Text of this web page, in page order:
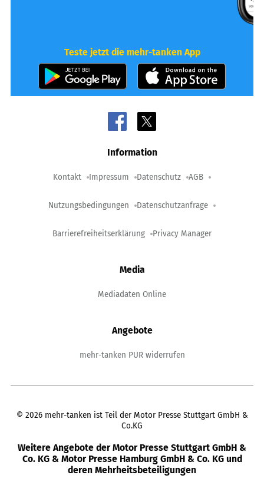
Teste jetzt die mehr-tanken App
Information
Kontakt Impressum Datenschutz AGB
Nutzungsbedingungen Datenschutzanfrage
Barrierefreiheitserklärung Privacy Manager
Media
Mediadaten Online
Angebote
mehr-tanken PUR widerrufen
© 2026 mehr-tanken ist Teil der Motor Presse Stuttgart GmbH &
Co.KG
Weitere Angebote der Motor Presse Stuttgart GmbH &
Co. KG & Motor Presse Hamburg GmbH & Co. KG und
deren Mehrheitsbeteiligungen